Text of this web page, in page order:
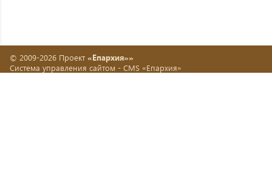
© 2009-2026 Проект «Епархия»»
Система управления сайтом - CMS «Епархия»